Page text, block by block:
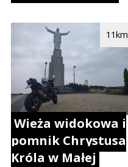
Wieża widokowa i
pomnik Chrystusa
Króla w Małej
11km